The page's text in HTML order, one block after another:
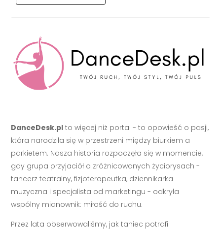
DanceDesk.pl to więcej niż portal - to opowieść o pasji,
która narodziła się w przestrzeni między biurkiem a
parkietem. Nasza historia rozpoczęła się w momencie,
gdy grupa przyjaciół o zróżnicowanych życiorysach -
tancerz teatralny, fizjoterapeutka, dziennikarka
muzyczna i specjalista od marketingu - odkryła
wspólny mianownik: miłość do ruchu.
Przez lata obserwowaliśmy, jak taniec potrafi